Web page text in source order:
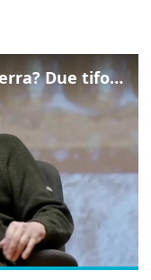
Medio Oriente, Guccini: "Guerra? Due tifoserie che si urlano contro e dimenticano vittime"